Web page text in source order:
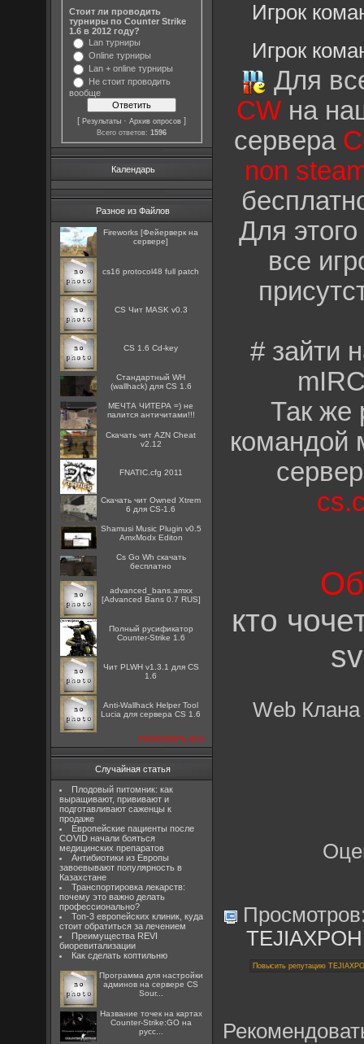
Стоит ли проводить
турниры по Counter Strike
1.6 в 2012 году?
Lan турниры
Online турниры
Lan + online турниры
Не стоит проводить
вообще
[Результаты ·Архив опросов ]
Всего ответов:1596
Календарь
Разное из Файлов
Fireworks [Фейерверк на
сервере]
cs16 protocol48 full patch
CS Чит MASK v0.3
CS 1.6 Cd-key
Стандартный WH
(wallhack) для CS 1.6
МЕЧТА ЧИТЕРА =) не
палится античитами!!!
Скачать чит AZN Cheat
v2.12
FNATIC.cfg 2011
Скачать чит Owned Xtrem
6 для CS-1.6
Shamusi Music Plugin v0.5
AmxModx Editon
Cs Go Wh скачать
бесплатно
advanced_bans.amxx
[Advanced Bans 0.7 RUS]
Полный русификатор
Counter-Strike 1.6
Чит PLWH v1.3.1 для CS
1.6
Anti-Wallhack Helper Tool
Lucia для сервера CS 1.6
посмотреть все
Случайная статья
Плодовый питомник: как
выращивают, прививают и
подготавливают саженцы к
продаже
Европейские пациенты после
COVID начали бояться
медицинских препаратов
Антибиотики из Европы
завоевывают популярность в
Казахстане
Транспортировка лекарств:
почему это важно делать
профессионально?
Топ-3 европейских клиник, куда
стоит обратиться за лечением
Преимущества REVI
биоревитализации
Как сделать коптильню
Программа для настройки
админов на сервере CS
Sour...
Название точек на картах
Counter-Strike:GO на
русс...
Игрок
Игрок
Для
CWна
сервера
non
Для
все
# зайти
Так же
командой
кто
Web